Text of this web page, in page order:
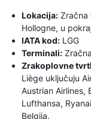
Lokacija: Zračna
Hollogne, u
IATA kod: LGG
Terminali:
Zrakoplovne
Liège uključuju
Austrian Airlines,
Lufthansa,
Belgija.